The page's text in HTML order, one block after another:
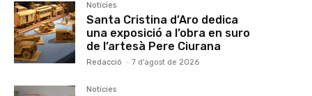
Notícies
Santa Cristina d’Aro dedica
una exposició a l’obra en suro
de l’artesà Pere Ciurana
Redacció - 7 d'agost de 2026
Notícies